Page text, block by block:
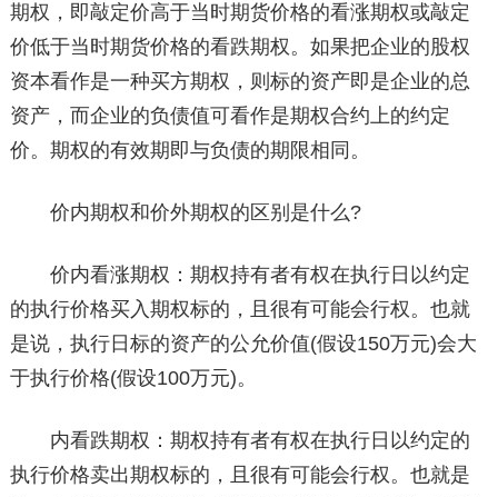
期权，即敲定价高于当时期货价格的看涨期权或敲定
价低于当时期货价格的看跌期权。如果把企业的股权
资本看作是一种买方期权，则标的资产即是企业的总
资产，而企业的负债值可看作是期权合约上的约定
价。期权的有效期即与负债的期限相同。
价内期权和价外期权的区别是什么?
价内看涨期权：期权持有者有权在执行日以约定
的执行价格买入期权标的，且很有可能会行权。也就
是说，执行日标的资产的公允价值(假设150万元)会大
于执行价格(假设100万元)。
内看跌期权：期权持有者有权在执行日以约定的
执行价格卖出期权标的，且很有可能会行权。也就是